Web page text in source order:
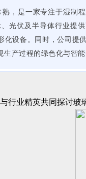
，是一家专注于湿制
光伏及半导体行业提
设备。同时，公司提
产过程的绿色化与智能
行业精英共同探讨